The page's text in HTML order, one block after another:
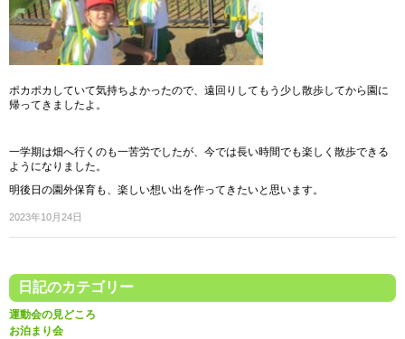
ポカポカしていて気持ちよかったので、遠回りしてもう少し散歩してから園に
帰ってきましたよ。
一学期は畑へ行くのも一苦労でしたが、今では長い時間でも楽しく散歩できる
ようになりました。
明後日の園外保育も、楽しい想い出を作ってきたいと思います。
2023年10月24日
日記のカテゴリー
運動会の見どころ
お泊まり会